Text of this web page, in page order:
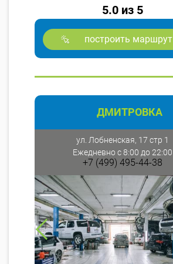
5.0 из 5
построить маршрут
ДМИТРОВКА
ул. Лобненская, 17 стр 1
Ежедневно с 8:00 до 22:00
+7 (499) 495-44-38